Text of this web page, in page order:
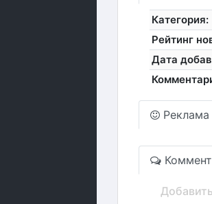
Категория:
Рейтинг
Дата
Реклама